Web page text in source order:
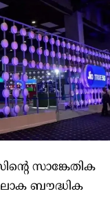
സാങ്കേതിക
ബൗദ്ധിക